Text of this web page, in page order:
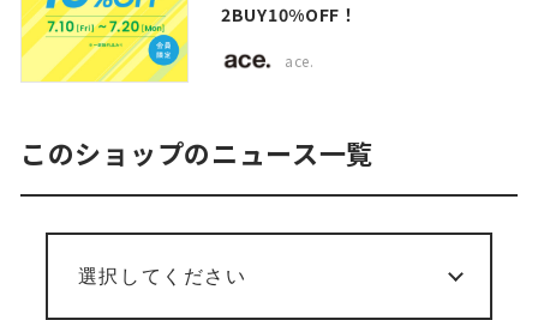
2BUY10%OFF！
ace.
このショップのニュース一覧